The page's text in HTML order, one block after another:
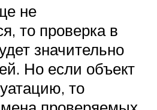
не
то проверка в
значительно
Но если объект
то